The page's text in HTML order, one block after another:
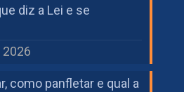
diz a Lei e se
2026
como panfletar e qual a